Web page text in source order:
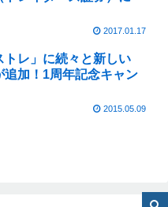
2017.01.17
トレ」に続々と新しい
追加！1周年記念キャン
2015.05.09